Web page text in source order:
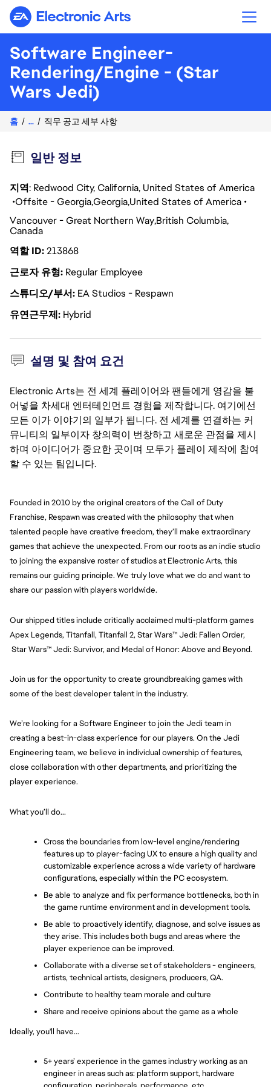
Electronic Arts
Software Engineer-
Rendering/Engine - (Star
Wars Jedi)
홈 ... 직무 공고 세부 사항
일반 정보
지역: Redwood City, California, United States of America
Offsite - GeorgiaGeorgiaUnited States of America
Vancouver - Great Northern WayBritish Columbia
Canada
역할 ID213868
근로자 유형 Regular Employee
스튜디오/부서 EA Studios - Respawn
유연근무제 Hybrid
설명 및 참여 요건
Electronic Arts는 전 세계 플레이어와 팬들에게 영감을 불
어넣을 차세대 엔터테인먼트 경험을 제작합니다. 여기에선
모든 이가 이야기의 일부가 됩니다. 전 세계를 연결하는 커
뮤니티의 일부이자 창의력이 번창하고 새로운 관점을 제시
하며 아이디어가 중요한 곳이며 모두가 플레이 제작에 참여
할 수 있는 팀입니다.
Founded in 2010 by the original creators of the Call of Duty
Franchise, Respawn was created with the philosophy that when
talented people have creative freedom, they’ll make extraordinary
games that achieve the unexpected. From our roots as an indie studio
to joining the expansive roster of studios at Electronic Arts, this
remains our guiding principle. We truly love what we do and want to
share our passion with players worldwide.
Our shipped titles include critically acclaimed multi-platform games
Apex Legends, Titanfall, Titanfall 2, Star Wars™ Jedi: Fallen Order,
Star Wars™ Jedi: Survivor, and Medal of Honor: Above and Beyond.
Join us for the opportunity to create groundbreaking games with
some of the best developer talent in the industry.
We’re looking for a Software Engineer to join the Jedi team in
creating a best-in-class experience for our players. On the Jedi
Engineering team, we believe in individual ownership of features,
close collaboration with other departments, and prioritizing the
player experience.
What you’ll do...
Cross the boundaries from low-level engine/rendering
features up to player-facing UX to ensure a high quality and
customizable experience across a wide variety of hardware
configurations, especially within the PC ecosystem.
Be able to analyze and fix performance bottlenecks, both in
the game runtime environment and in development tools.
Be able to proactively identify, diagnose, and solve issues as
they arise. This includes both bugs and areas where the
player experience can be improved.
Collaborate with a diverse set of stakeholders - engineers,
artists, technical artists, designers, producers, QA.
Contribute to healthy team morale and culture
Share and receive opinions about the game as a whole
Ideally, you'll have...
5+ years’ experience in the games industry working as an
engineer in areas such as: platform support, hardware